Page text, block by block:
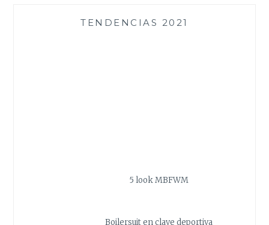
TENDENCIAS 2021
5 look MBFWM
Boilersuit en clave deportiva